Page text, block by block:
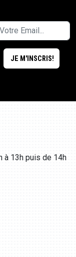
à 13h puis de 14h